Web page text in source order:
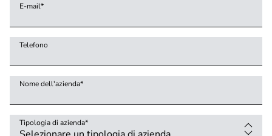
E-mail*
Telefono
Nome dell'azienda*
Tipologia di azienda*